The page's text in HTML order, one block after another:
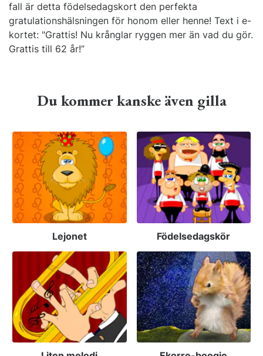
fall är detta födelsedagskort den perfekta
gratulationshälsningen för honom eller henne! Text i e-
kortet: "Grattis! Nu krånglar ryggen mer än vad du gör.
Grattis till 62 år!”
Du kommer kanske även gilla
Lejonet Födelsedagskör